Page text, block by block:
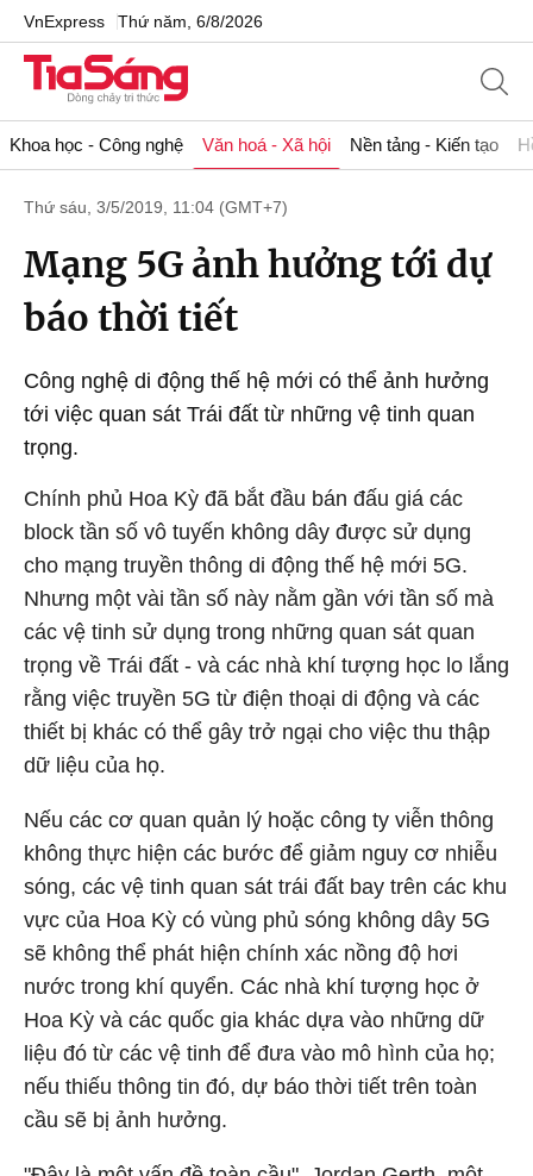
VnExpress Thứ năm, 6/8/2026
Khoa học - Công nghệ Văn hoá - Xã hội Nền tảng - Kiến tạo
Thứ sáu, 3/5/2019, 11:04 (GMT+7)
Mạng 5G ảnh hưởng tới dự
báo thời tiết
Công nghệ di động thế hệ mới có thể ảnh hưởng
tới việc quan sát Trái đất từ những vệ tinh quan
trọng.
Chính phủ Hoa Kỳ đã bắt đầu bán đấu giá các
block tần số vô tuyến không dây được sử dụng
cho mạng truyền thông di động thế hệ mới 5G.
Nhưng một vài tần số này nằm gần với tần số mà
các vệ tinh sử dụng trong những quan sát quan
trọng về Trái đất - và các nhà khí tượng học lo lắng
rằng việc truyền 5G từ điện thoại di động và các
thiết bị khác có thể gây trở ngại cho việc thu thập
dữ liệu của họ.
Nếu các cơ quan quản lý hoặc công ty viễn thông
không thực hiện các bước để giảm nguy cơ nhiễu
sóng, các vệ tinh quan sát trái đất bay trên các khu
vực của Hoa Kỳ có vùng phủ sóng không dây 5G
sẽ không thể phát hiện chính xác nồng độ hơi
nước trong khí quyển. Các nhà khí tượng học ở
Hoa Kỳ và các quốc gia khác dựa vào những dữ
liệu đó từ các vệ tinh để đưa vào mô hình của họ;
nếu thiếu thông tin đó, dự báo thời tiết trên toàn
cầu sẽ bị ảnh hưởng.